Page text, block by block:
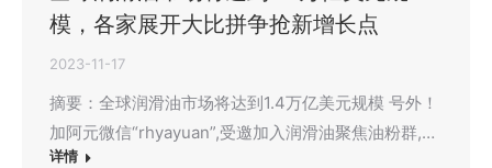
模，各家展开大比拼争抢新增长点
2023-11-17
摘要：全球润滑油市场将达到1.4万亿美元规模 号外！
加阿元微信“rhyayuan”,受邀加入润滑油聚焦油粉群,…
详情